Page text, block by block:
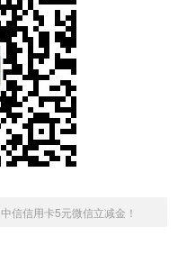
中信信用卡5元微信立减金！